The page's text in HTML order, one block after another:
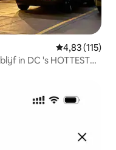
Gemiddelde
4,83 (115)
in DC 's HOTTEST